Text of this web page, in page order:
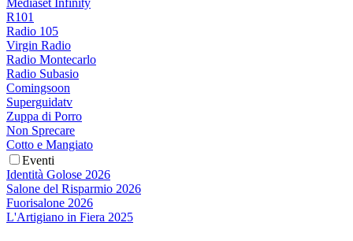
Mediaset Infinity
R101
Radio 105
Virgin Radio
Radio Montecarlo
Radio Subasio
Comingsoon
Superguidatv
Zuppa di Porro
Non Sprecare
Cotto e Mangiato
Eventi
Identità Golose 2026
Salone del Risparmio 2026
Fuorisalone 2026
L'Artigiano in Fiera 2025